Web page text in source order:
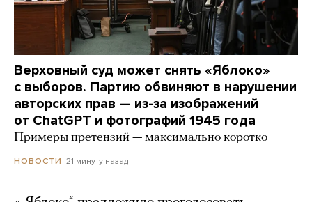
Верховный суд может снять «Яблоко»
с выборов. Партию обвиняют в нарушении
авторских прав — из-за изображений
от ChatGPT и фотографий 1945 года
Примеры претензий — максимально коротко
НОВОСТИ 21 минуту назад